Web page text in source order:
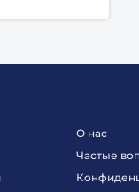
О нас
Частые